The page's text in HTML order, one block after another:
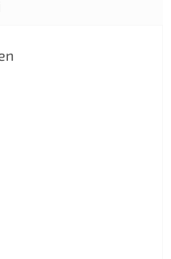
je 5 z 5 hvězdiček.
je 5 z 5 hvězdiček.
je 5 z 5 hvězdiček.